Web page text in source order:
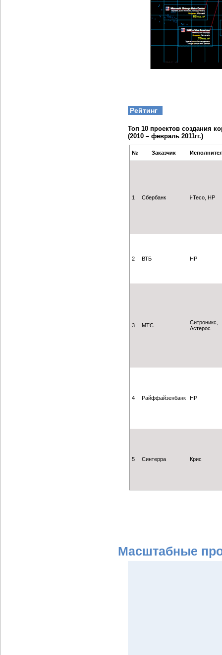
Рейтинг
Топ 10 проектов создания
(2010 – февраль 2011гг.)
№ Заказчик
1 Сбербанк i-Teco, HP
2 ВТБ HP
3 МТС
Ситроникс,
Астерос
4 Райффайзенбанк HP
5 Синтерра Крис
Масштабные